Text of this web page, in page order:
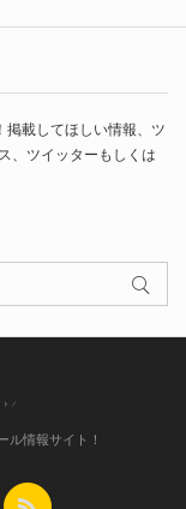
掲載してほしい情報、ツ
、ツイッターもしくは
ル情報サイト！